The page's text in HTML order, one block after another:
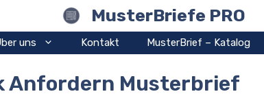
MusterBriefe PRO
uns Kontakt MusterBrief – Katalog
Anfordern Musterbrief